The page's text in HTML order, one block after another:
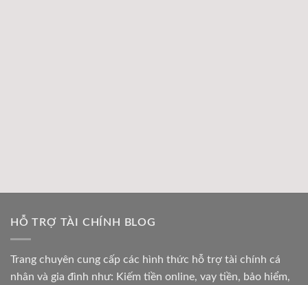
HỖ TRỢ TÀI CHÍNH BLOG
Trang chuyên cung cấp các hình thức hỗ trợ tài chính cá
nhân và gia đình như: Kiếm tiền online, vay tiền, bảo hiểm,